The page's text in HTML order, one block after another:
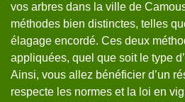
vos arbres dans la ville de
méthodes bien distinctes, telles
élagage encordé. Ces deux
appliquées, quel que soit le type
Ainsi, vous allez bénéficier d’un
respecte les normes et la loi en